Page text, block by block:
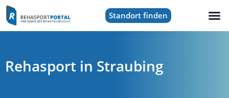
Standort finden
Rehasport in Straubing